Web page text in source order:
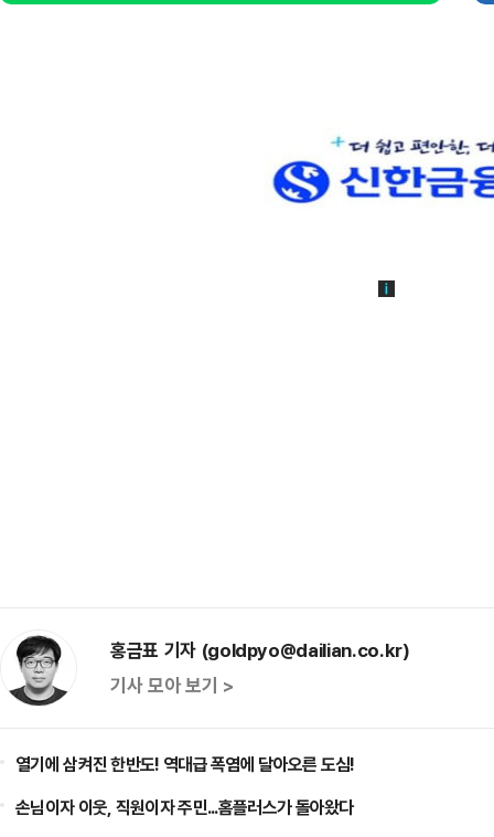
홍금표 기자 (goldpyo@dailian.co.kr)
기사 모아 보기 >
열기에 삼켜진 한반도! 역대급 폭염에 달아오른 도심!
손님이자 이웃, 직원이자 주민...홈플러스가 돌아왔다